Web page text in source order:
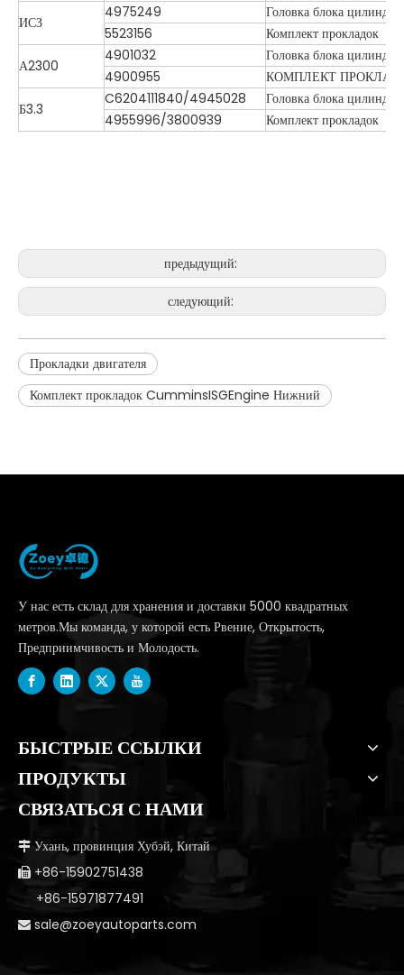
ИСЗ
4975249
Головка блока
5523156
Комплект прокладок
А2300
4901032
Головка блока
4900955
КОМПЛЕКТ
Б3.3
C6204111840/4945028
Головка блока
4955996/3800939
Комплект прокладок
предыдущий:
следующий:
Прокладки двигателя
Комплект прокладок CumminsISGEngine Нижний
У нас есть склад для хранения и доставки 5000 квадратных
метров.Мы команда, у которой есть Рвение, Открытость,
Предприимчивость и Молодость.
БЫСТРЫЕ ССЫЛКИ
ПРОДУКТЫ
СВЯЗАТЬСЯ С НАМИ
 Ухань, провинция Хубэй, Китай
 +86-15902751438
+86-15971877491
 sale@zoeyautoparts.com